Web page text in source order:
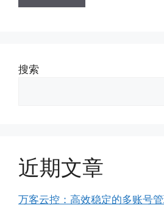
搜索
近期文章
万客云控：高效稳定的多账号